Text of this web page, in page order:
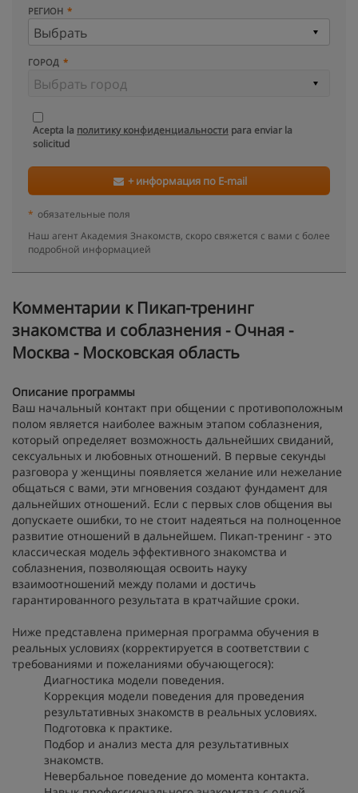
РЕГИОН
ГОРОД
Acepta la политику конфиденциальности para enviar la
solicitud
+ информация по E-mail
* обязательные поля
Наш агент Академия Знакомств, скоро свяжется с вами с более
подробной информацией
Kомментарии к Пикап-тренинг
знакомства и соблазнения - Очная -
Москва - Московская область
Описание программы
Ваш начальный контакт при общении с противоположным
полом является наиболее важным этапом соблазнения,
который определяет возможность дальнейших свиданий,
сексуальных и любовных отношений. В первые секунды
разговора у женщины появляется желание или нежелание
общаться с вами, эти мгновения создают фундамент для
дальнейших отношений. Если с первых слов общения вы
допускаете ошибки, то не стоит надеяться на полноценное
развитие отношений в дальнейшем. Пикап-тренинг - это
классическая модель эффективного знакомства и
соблазнения, позволяющая освоить науку
взаимоотношений между полами и достичь
гарантированного результата в кратчайшие сроки.
Ниже представлена примерная программа обучения в
реальных условиях (корректируется в соответствии с
требованиями и пожеланиями обучающегося):
Диагностика модели поведения.
Коррекция модели поведения для проведения
результативных знакомств в реальных условиях.
Подготовка к практике.
Подбор и анализ места для результативных
знакомств.
Невербальное поведение до момента контакта.